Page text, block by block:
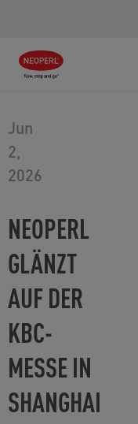
Jun
2,
2026
NEOPERL
GLÄNZT
AUF DER
KBC-
MESSE IN
SHANGHAI